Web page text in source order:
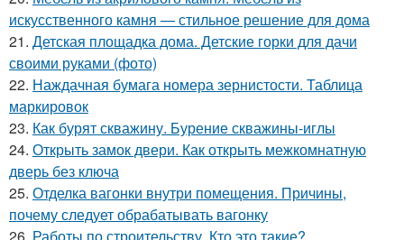
искусственного камня — стильное решение для дома
21. Детская площадка дома. Детские горки для дачи
своими руками (фото)
22. Наждачная бумага номера зернистости. Таблица
маркировок
23. Как бурят скважину. Бурение скважины-иглы
24. Открыть замок двери. Как открыть межкомнатную
дверь без ключа
25. Отделка вагонки внутри помещения. Причины,
почему следует обрабатывать вагонку
26. Работы по строительству. Кто это такие?